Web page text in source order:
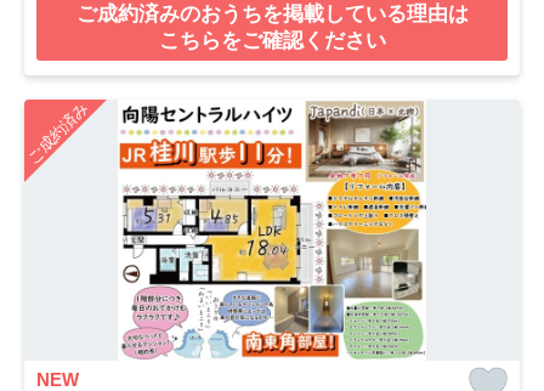
ご成約済みのおうちを掲載している理由は
こちらをご確認ください
ご成約済み
NEW